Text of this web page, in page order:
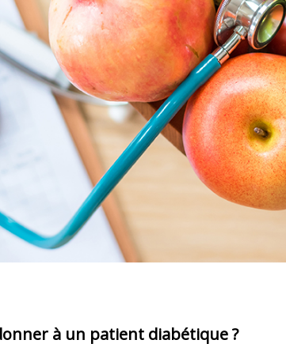
à un patient diabétique ?